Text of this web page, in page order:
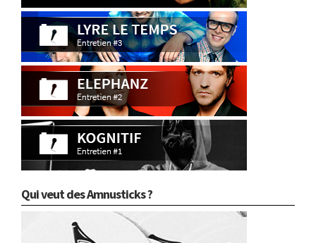
Qui veut des Amnusticks ?